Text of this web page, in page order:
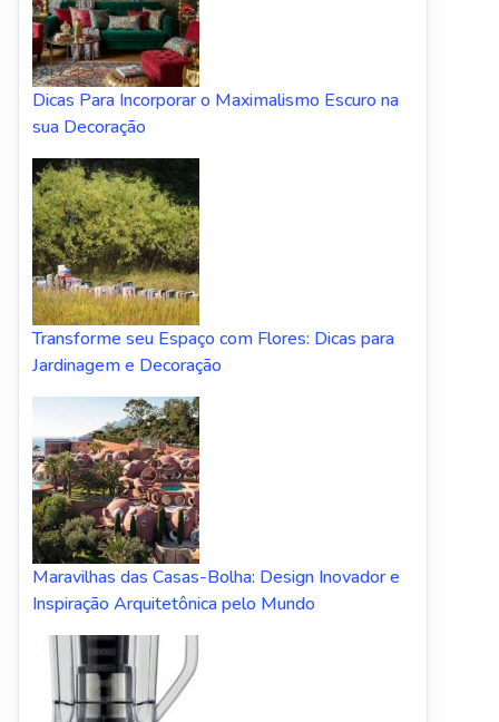
Dicas Para Incorporar o Maximalismo Escuro na
sua Decoração
Transforme seu Espaço com Flores: Dicas para
Jardinagem e Decoração
Maravilhas das Casas-Bolha: Design Inovador e
Inspiração Arquitetônica pelo Mundo